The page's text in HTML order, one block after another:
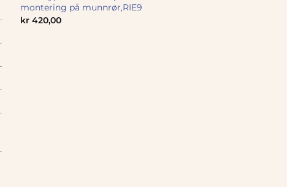
montering på munnrør,RIE9
kr420,00